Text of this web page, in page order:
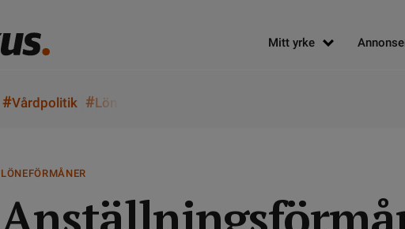
Mitt yrke
#Vårdpolitik #Lön
LÖNEFÖRMÅNER